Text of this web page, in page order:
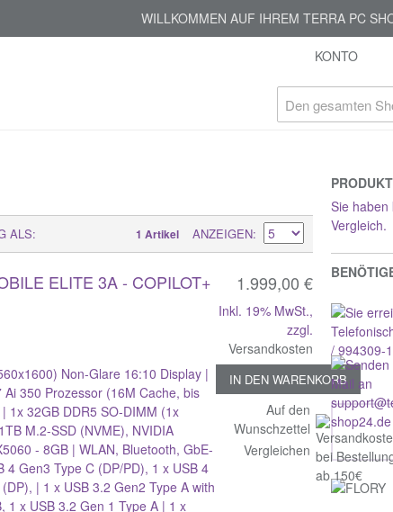
WILLKOMMEN AUF IHREM TERRA PC
KONTO
ALS 1 Artikel ANZEIGEN
ELITE 3A - COPILOT+
1.999,00 €
Inkl. 19% MwSt.,
zzgl.
Versandkosten
IN DEN WARENKORB
Auf den
Wunschzettel
Vergleichen
Non-Glare 16:10 Display |
Ai 350 Prozessor (16M Cache, bis
1x 32GB DDR5 SO-DIMM (1x
M.2-SSD (NVME), NVIDIA
- 8GB | WLAN, Bluetooth, GbE-
4 Gen3 Type C (DP/PD), 1 x USB 4
| 1 x USB 3.2 Gen2 Type A with
1 x USB 3.2 Gen 1 Type A | 1 x
Sie haben
Vergleich.